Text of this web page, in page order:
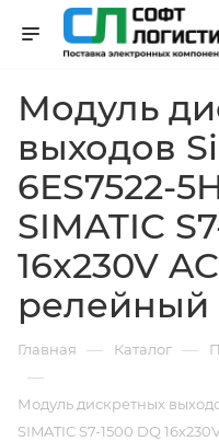
Модуль
выходов
6ES7522-
SIMATIC
16x230V
релейный
Главная — Каталог —
—
Модуль дискретных
SIMATIC S7-1500 DQ